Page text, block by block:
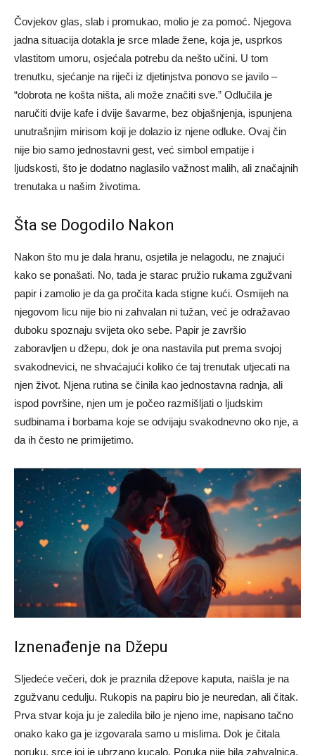
Čovjekov glas, slab i promukao, molio je za pomoć. Njegova
jadna situacija dotakla je srce mlade žene, koja je, usprkos
vlastitom umoru, osjećala potrebu da nešto učini. U tom
trenutku, sjećanje na riječi iz djetinjstva ponovo se javilo –
“dobrota ne košta ništa, ali može značiti sve.” Odlučila je
naručiti dvije kafe i dvije šavarme, bez objašnjenja, ispunjena
unutrašnjim mirisom koji je dolazio iz njene odluke. Ovaj čin
nije bio samo jednostavni gest, već simbol empatije i
ljudskosti, što je dodatno naglasilo važnost malih, ali značajnih
trenutaka u našim životima.
Šta se Dogodilo Nakon
Nakon što mu je dala hranu, osjetila je nelagodu, ne znajući
kako se ponašati. No, tada je starac pružio rukama zgužvani
papir i zamolio je da ga pročita kada stigne kući. Osmijeh na
njegovom licu nije bio ni zahvalan ni tužan, već je odražavao
duboku spoznaju svijeta oko sebe. Papir je završio
zaboravljen u džepu, dok je ona nastavila put prema svojoj
svakodnevici, ne shvaćajući koliko će taj trenutak utjecati na
njen život. Njena rutina se činila kao jednostavna radnja, ali
ispod površine, njen um je počeo razmišljati o ljudskim
sudbinama i borbama koje se odvijaju svakodnevno oko nje, a
da ih često ne primijetimo.
Iznenađenje na Džepu
Sljedeće večeri, dok je praznila džepove kaputa, naišla je na
zgužvanu cedulju. Rukopis na papiru bio je neuredan, ali čitak.
Prva stvar koja ju je zaledila bilo je njeno ime, napisano tačno
onako kako ga je izgovarala samo u mislima. Dok je čitala
poruku, srce joj je ubrzano kucalo. Poruka nije bila zahvalnica,